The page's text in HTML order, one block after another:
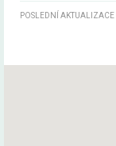
POSLEDNÍ